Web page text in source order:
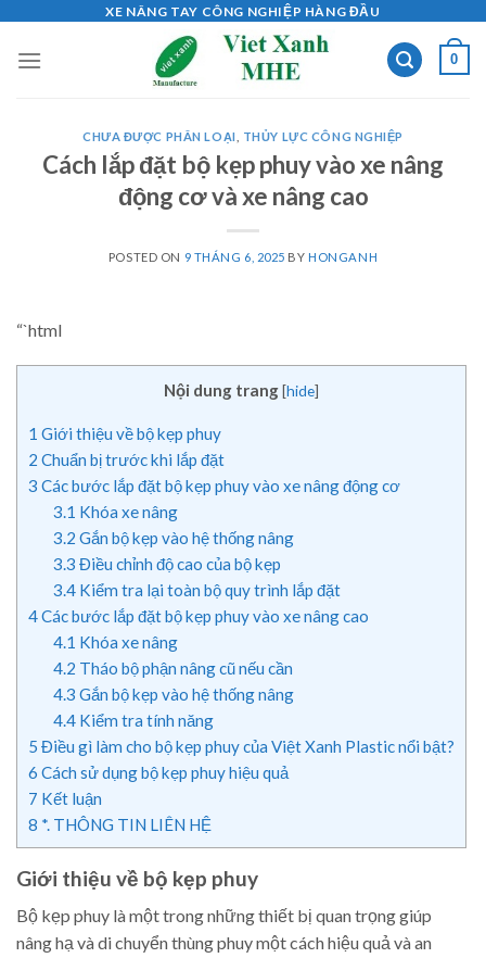
content
XE NÂNG TAY CÔNG NGHIỆP HÀNG ĐẦU
0
CHƯA ĐƯỢC PHÂN LOẠI THỦY LỰC CÔNG NGHIỆP
Cách lắp đặt bộ kẹp phuy vào xe nâng
động cơ và xe nâng cao
POSTED ON 9 THÁNG 6, 2025 BYHONGANH
“`html
Nội dung trang[hide]
1 Giới thiệu về bộ kẹp phuy
2 Chuẩn bị trước khi lắp đặt
3 Các bước lắp đặt bộ kẹp phuy vào xe nâng động cơ
3.1 Khóa xe nâng
3.2 Gắn bộ kẹp vào hệ thống nâng
3.3 Điều chỉnh độ cao của bộ kẹp
3.4Kiểm tra lại toàn bộ quy trình lắp đặt
4Các bước lắp đặt bộ kẹp phuy vào xe nâng cao
4.1 Khóa xe nâng
4.2 Tháo bộ phận nâng cũ nếu cần
4.3 Gắn bộ kẹp vào hệ thống nâng
4.4Kiểm tra tính năng
5 Điều gì làm cho bộ kẹp phuy của Việt Xanh Plastic nổi bật?
6 Cách sử dụng bộ kẹp phuy hiệu quả
7 Kết luận
8 *. THÔNG TIN LIÊN HỆ
Giới thiệu về bộ kẹp phuy
Bộ kẹp phuy là một trong những thiết bị quan trọng giúp
nâng hạ và di chuyển thùng phuy một cách hiệu quả và an